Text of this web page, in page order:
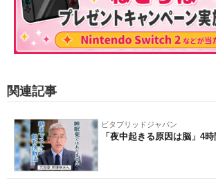
関連記事
ビタブリッドジャパン
「夜中起きる原因は脳」4